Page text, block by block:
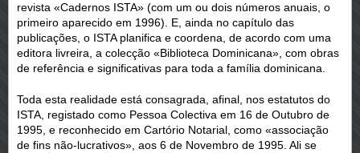
revista «Cadernos ISTA» (com um ou dois números anuais, o
primeiro aparecido em 1996). E, ainda no capítulo das
publicações, o ISTA planifica e coordena, de acordo com uma
editora livreira, a colecção «Biblioteca Dominicana», com obras
de referência e significativas para toda a família dominicana.
Toda esta realidade está consagrada, afinal, nos estatutos do
ISTA, registado como Pessoa Colectiva em 16 de Outubro de
1995, e reconhecido em Cartório Notarial, como «associação
de fins não-lucrativos», aos 6 de Novembro de 1995. Ali se